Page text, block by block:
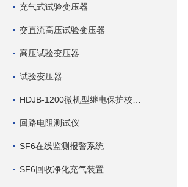
充气式试验变压器
交直流高压试验变压器
高压试验变压器
试验变压器
回路电阻测试仪
SF6在线监测报警系统
SF6回收净化充气装置